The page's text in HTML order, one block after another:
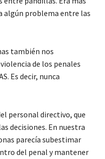
algún problema entre las
también nos
de los penales
Es decir, nunca
personal directivo, que
decisiones. En nuestra
parecía subestimar
del penal y mantener